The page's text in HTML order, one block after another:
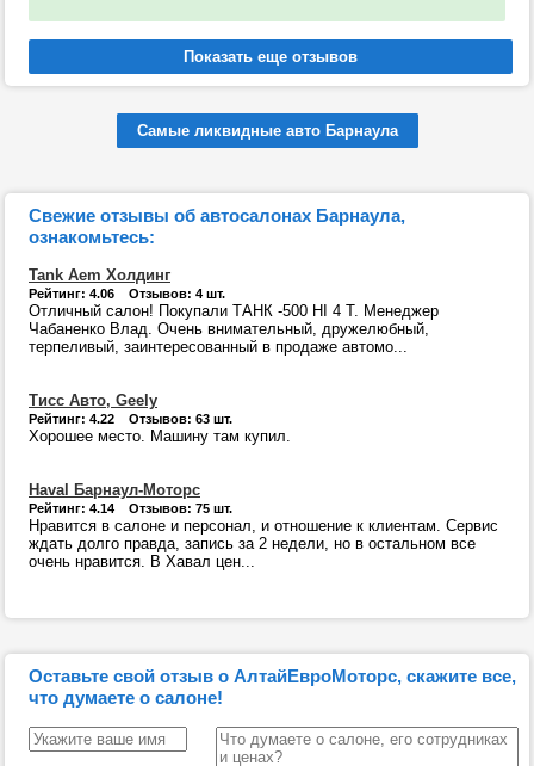
Самые ликвидные авто Барнаула
Свежие отзывы об автосалонах Барнаула,
ознакомьтесь:
Tank Aem Холдинг
Рейтинг: 4.06 Отзывов: 4 шт.
Отличный салон! Покупали ТАНК -500 HI 4 T. Менеджер
Чабаненко Влад. Очень внимательный, дружелюбный,
терпеливый, заинтересованный в продаже автомо...
Тисс Авто, Geely
Рейтинг: 4.22 Отзывов: 63 шт.
Хорошее место. Машину там купил.
Haval Барнаул-Моторс
Рейтинг: 4.14 Отзывов: 75 шт.
Нравится в салоне и персонал, и отношение к клиентам. Сервис
ждать долго правда, запись за 2 недели, но в остальном все
очень нравится. В Хавал цен...
Оставьте свой отзыв о АлтайЕвроМоторс, скажите все,
что думаете о салоне!